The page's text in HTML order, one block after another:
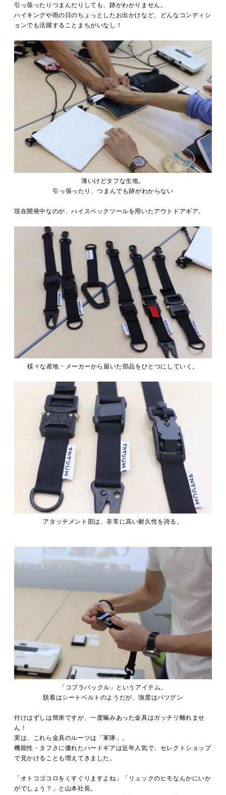
引っ張ったりつまんだりしても、跡がわかりません。
ハイキングや雨の日のちょっとしたお出かけなど、どんなコンディシ
ョンでも活躍することまちがいなし！
薄いけどタフな生地。
引っ張ったり、つまんでも跡がわからない
現在開発中なのが、ハイスペックツールを用いたアウトドアギア。
様々な産地・メーカーから届いた部品をひとつにしていく。
アタッチメント部は、非常に高い耐久性を誇る。
「コブラバックル」というアイテム。
脱着はシートベルトのようだが、強度はバツグン
付けはずしは簡単ですが、一度噛みあった金具はガッチリ離れませ
ん！
実は、これら金具のルーツは「軍隊」。
機能性・タフさに優れたハードギアは近年人気で、セレクトショップ
で見かけることも増えてきました。
「オトコゴコロをくすぐりますよね」「リュックのヒモなんかにいか
がでしょう？」と山本社長。